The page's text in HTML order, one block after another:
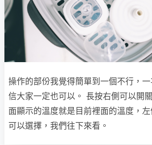
操作的部份我覺得簡單到一個不行，
信大家一定也可以。 長按右側可以開
面顯示的溫度就是目前裡面的溫度，
可以選擇，我們往下來看。